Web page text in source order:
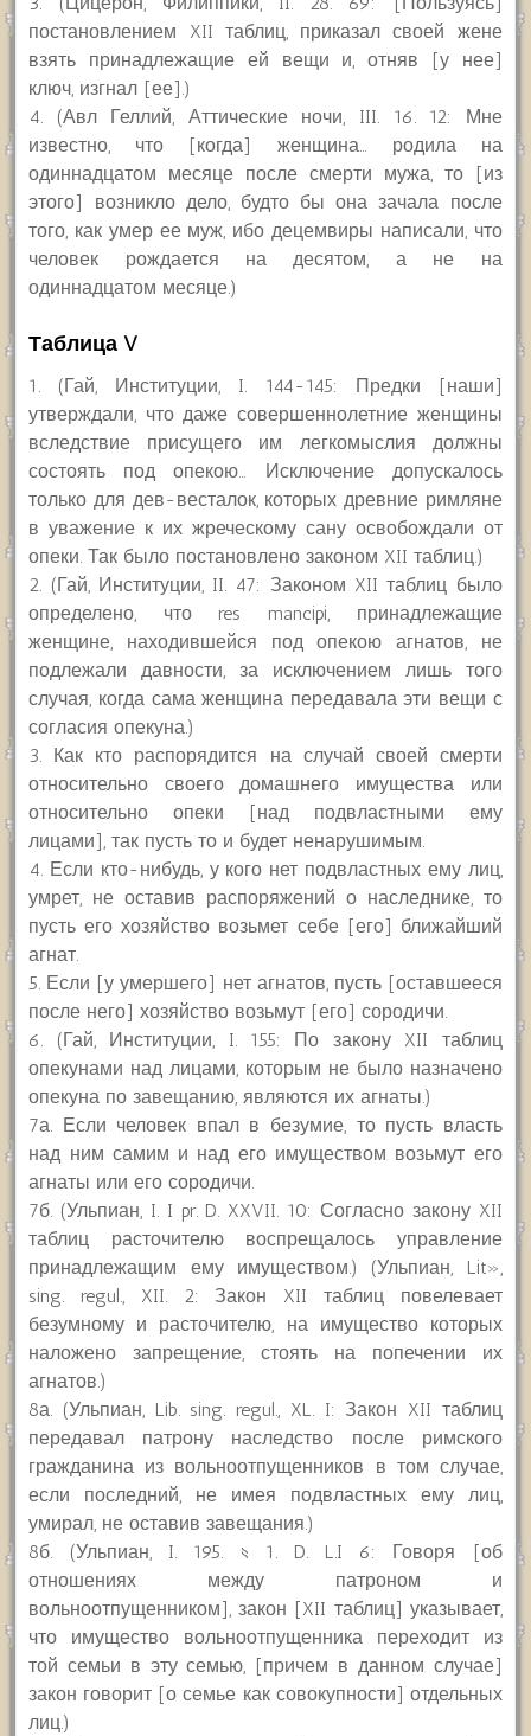
постановлением XII таблиц, приказал своей жене
взять принадлежащие ей вещи и, отняв [у нее]
ключ, изгнал [ее].)
4. (Авл Геллий, Аттические ночи, III. 16. 12: Мне
известно, что [когда] женщина… родила на
одиннадцатом месяце после смерти мужа, то [из
этого] возникло дело, будто бы она зачала после
того, как умер ее муж, ибо децемвиры написали, что
человек рождается на десятом, а не на
одиннадцатом месяце.)
Таблица V
1. (Гай, Институции, I. 144-145: Предки [наши]
утверждали, что даже совершеннолетние женщины
вследствие присущего им легкомыслия должны
состоять под опекою… Исключение допускалось
только для дев-весталок, которых древние римляне
в уважение к их жреческому сану освобождали от
опеки. Так было постановлено законом XII таблиц.)
2. (Гай, Институции, II. 47: Законом XII таблиц было
определено, что res mancipi, принадлежащие
женщине, находившейся под опекою агнатов, не
подлежали давности, за исключением лишь того
случая, когда сама женщина передавала эти вещи с
согласия опекуна.)
3. Как кто распорядится на случай своей смерти
относительно своего домашнего имущества или
относительно опеки [над подвластными ему
лицами], так пусть то и будет ненарушимым.
4. Если кто-нибудь, у кого нет подвластных ему лиц,
умрет, не оставив распоряжений о наследнике, то
пусть его хозяйство возьмет себе [его] ближайший
агнат.
5. Если [у умершего] нет агнатов, пусть [оставшееся
после него] хозяйство возьмут [его] сородичи.
6. (Гай, Институции, I. 155: По закону XII таблиц
опекунами над лицами, которым не было назначено
опекуна по завещанию, являются их агнаты.)
7а. Если человек впал в безумие, то пусть власть
над ним самим и над его имуществом возьмут его
агнаты или его сородичи.
7б. (Ульпиан, I. I pr. D. XXVII. 10: Согласно закону XII
таблиц расточителю воспрещалось управление
принадлежащим ему имуществом.) (Ульпиан, Lit»,
sing. regul., XII. 2: Закон XII таблиц повелевает
безумному и расточителю, на имущество которых
наложено запрещение, стоять на попечении их
агнатов.)
8а. (Ульпиан, Lib. sing. regul., XL. I: Закон XII таблиц
передавал патрону наследство после римского
гражданина из вольноотпущенников в том случае,
если последний, не имея подвластных ему лиц,
умирал, не оставив завещания.)
8б. (Ульпиан, I. 195. § 1. D. L.I 6: Говоря [об
отношениях между патроном и
вольноотпущенником], закон [XII таблиц] указывает,
что имущество вольноотпущенника переходит из
той семьи в эту семью, [причем в данном случае]
закон говорит [о семье как совокупности] отдельных
лиц.)